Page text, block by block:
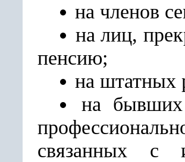
на членов
на лиц,
пенсию;
на штатных
на бывших
связанных с